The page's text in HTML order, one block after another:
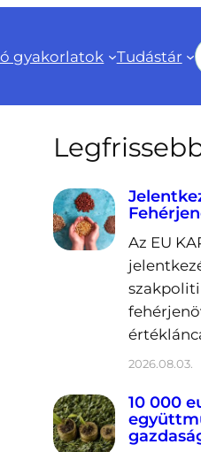
gyakorlatok Tudástár
Az EU
2026.08.03.
10 000